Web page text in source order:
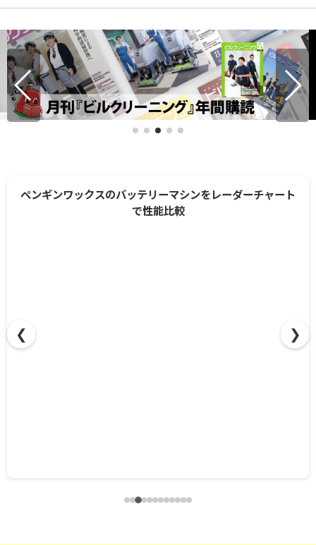
ペンギンワックスのバッテリーマシンをレーダーチャート
で性能比較
❮ ❯